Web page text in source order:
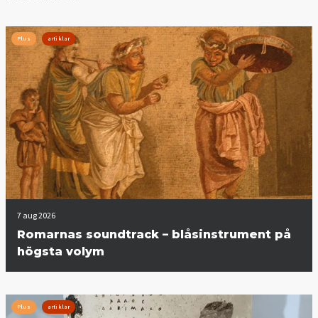
Plus artiklar
7 aug 2026
Romarnas soundtrack – blåsinstrument på
högsta volym
Plus artiklar